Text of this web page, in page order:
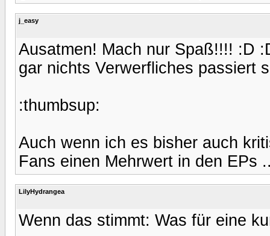
j_easy
Ausatmen! Mach nur Spaß!!!! :D
gar nichts Verwerfliches passiert
:thumbsup:
Auch wenn ich es bisher auch
Fans einen Mehrwert in den EPs
LilyHydrangea
Wenn das stimmt: Was für eine